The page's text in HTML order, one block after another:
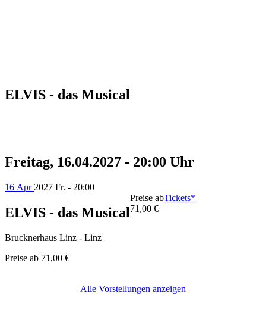
ELVIS - das Musical
Freitag, 16.04.2027 - 20:00 Uhr
16 Apr 2027 Fr. - 20:00
ELVIS - das Musical
Brucknerhaus Linz - Linz
Preise ab 71,00 €
Preise ab
71,00 €
Tickets*
Alle Vorstellungen anzeigen